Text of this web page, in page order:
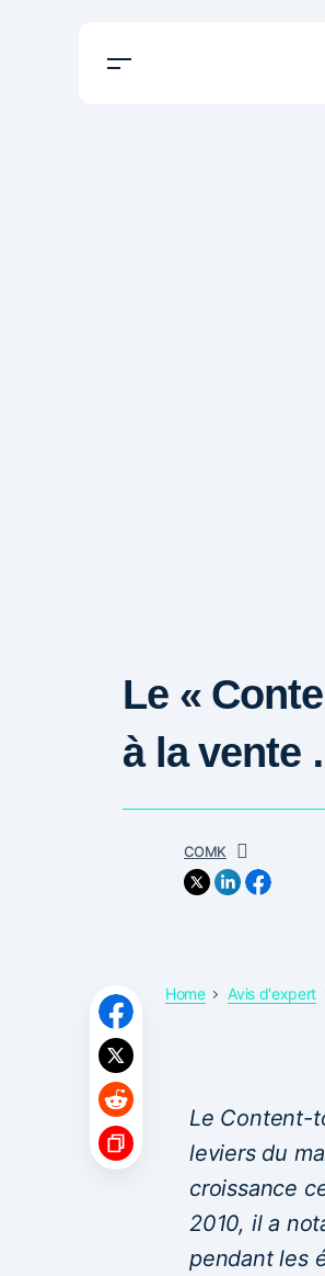
Le «
à la vente
COMK
Home Avis d'expert
Le Content-
leviers du
croissance
2010, il a
pendant les